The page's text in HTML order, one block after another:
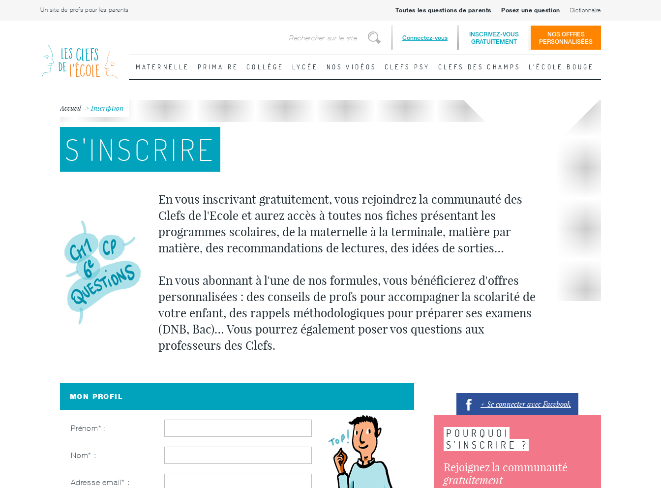
Un site de profs pour les parents Toutes les questions de parents Posez une question Dictionnaire
Rechercher
Connectez-vous
INSCRIVEZ-VOUS
GRATUITEMENT
NOS OFFRES
PERSONNALISÉES
MATERNELLE PRIMAIRE COLLÈGE LYCÉE NOS VIDÉOS CLEFS PSY CLEFS DES CHAMPS L'ÉCOLE BOUGE
Accueil Inscription
S'INSCRIRE
En vous inscrivant gratuitement, vous rejoindrez la communauté des
Clefs de l'Ecole et aurez accès à toutes nos fiches présentant les
programmes scolaires, de la maternelle à la terminale, matière par
matière, des recommandations de lectures, des idées de sorties…
En vous abonnant à l'une de nos formules, vous bénéficierez d'offres
personnalisées : des conseils de profs pour accompagner la scolarité de
votre enfant, des rappels méthodologiques pour préparer ses examens
(DNB, Bac)… Vous pourrez également poser vos questions aux
professeurs des Clefs.
MON PROFIL
Prénom* :
Nom* :
Adresse email* :
+ Se connecter avec Facebook
POURQUOI
S'INSCRIRE ?
Rejoignez la communauté
gratuitement